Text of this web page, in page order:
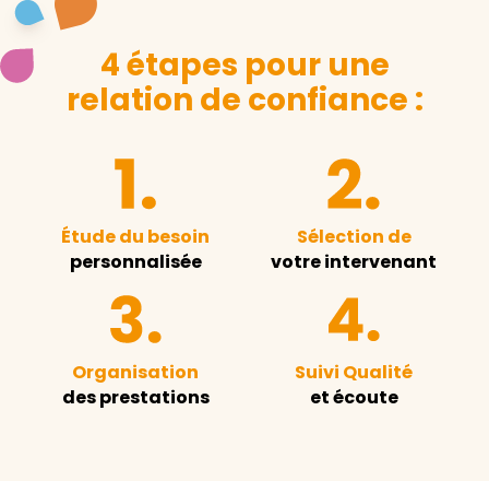
4 étapes pour une
relation de confiance :
Étude du besoin
personnalisée
Sélection de
votre intervenant
Organisation
des prestations
Suivi Qualité
et écoute